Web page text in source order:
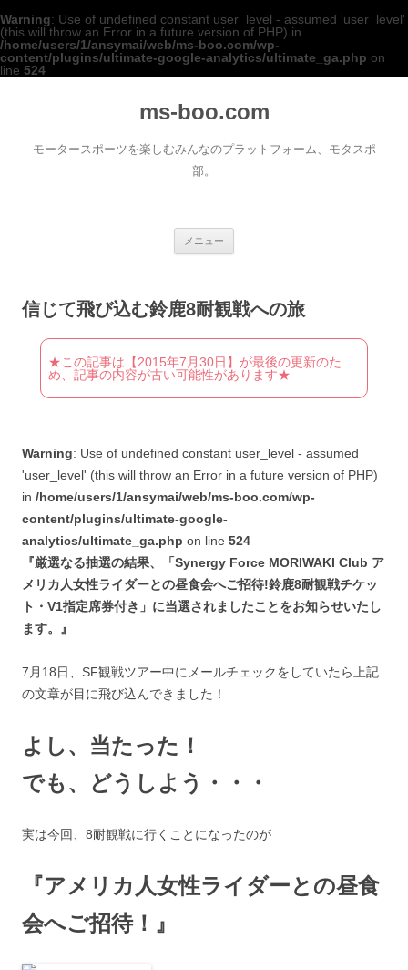
Warning: Use of undefined constant user_level - assumed 'user_level'
(this will throw an Error in a future version of PHP) in
/home/users/1/ansymai/web/ms-boo.com/wp-
content/plugins/ultimate-google-analytics/ultimate_ga.php on
line 524
ms-boo.com
モータースポーツを楽しむみんなのプラットフォーム、モタスポ
部。
メニュー
信じて飛び込む鈴鹿8耐観戦への旅
★この記事は【2015年7月30日】が最後の更新のた
め、記事の内容が古い可能性があります★
Warning: Use of undefined constant user_level - assumed
'user_level' (this will throw an Error in a future version of PHP)
in /home/users/1/ansymai/web/ms-boo.com/wp-
content/plugins/ultimate-google-
analytics/ultimate_ga.php on line 524
『厳選なる抽選の結果、「Synergy Force MORIWAKI Club ア
メリカ人女性ライダーとの昼食会へご招待!鈴鹿8耐観戦チケッ
ト・V1指定席券付き」に当選されましたことをお知らせいたし
ます。』
7月18日、SF観戦ツアー中にメールチェックをしていたら上記
の文章が目に飛び込んできました！
よし、当たった！
でも、どうしよう・・・
実は今回、8耐観戦に行くことになったのが
『アメリカ人女性ライダーとの昼食
会へご招待！』